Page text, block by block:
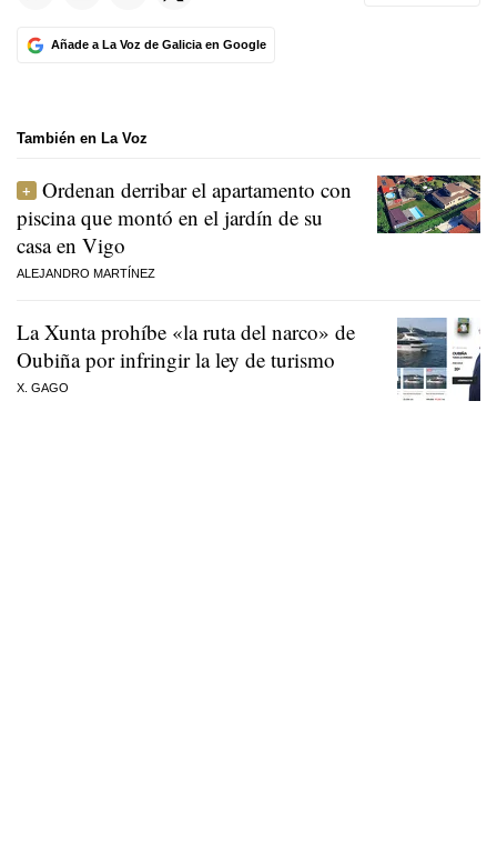
Añade a La Voz de Galicia en Google
También en La Voz
Ordenan derribar el apartamento con
piscina que montó en el jardín de su
casa en Vigo
ALEJANDRO MARTÍNEZ
La Xunta prohíbe «la ruta del narco» de
Oubiña por infringir la ley de turismo
X. GAGO